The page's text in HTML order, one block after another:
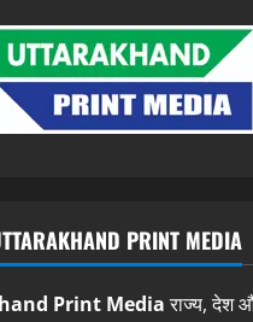
PRINT MEDIA
Print Mediaराज्य, देश